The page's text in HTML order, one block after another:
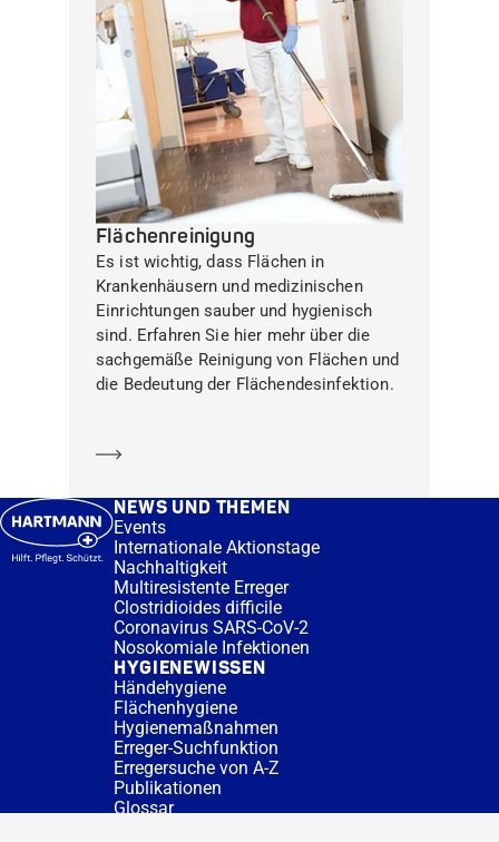
Flächenreinigung
Es ist wichtig, dass Flächen in
Krankenhäusern und medizinischen
Einrichtungen sauber und hygienisch
sind. Erfahren Sie hier mehr über die
sachgemäße Reinigung von Flächen und
die Bedeutung der Flächendesinfektion.
NEWS UND THEMEN
Events
Internationale Aktionstage
Nachhaltigkeit
Multiresistente Erreger
Clostridioides difficile
Coronavirus SARS-CoV-2
Nosokomiale Infektionen
HYGIENEWISSEN
Händehygiene
Flächenhygiene
Hygienemaßnahmen
Erreger-Suchfunktion
Erregersuche von A-Z
Publikationen
Glossar